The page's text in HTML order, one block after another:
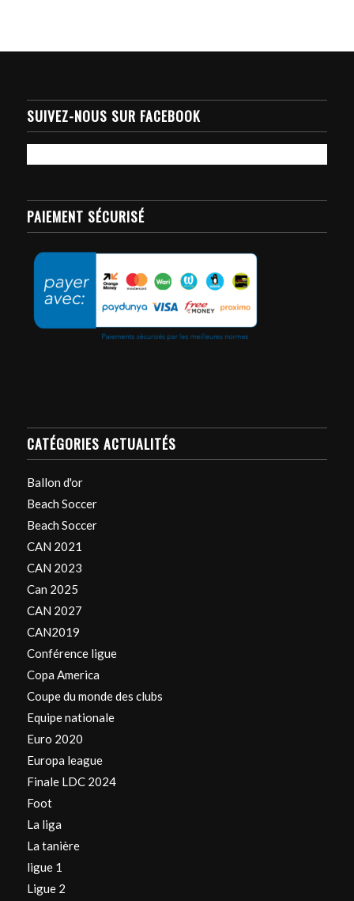
SUIVEZ-NOUS SUR FACEBOOK
PAIEMENT SÉCURISÉ
CATÉGORIES ACTUALITÉS
Ballon d'or
Beach Soccer
Beach Soccer
CAN 2021
CAN 2023
Can 2025
CAN 2027
CAN2019
Conférence ligue
Copa America
Coupe du monde des clubs
Equipe nationale
Euro 2020
Europa league
Finale LDC 2024
Foot
La liga
La tanière
ligue 1
Ligue 2